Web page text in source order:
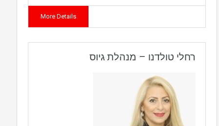
More Details
רחלי טולדנו – מנהלת גיוס